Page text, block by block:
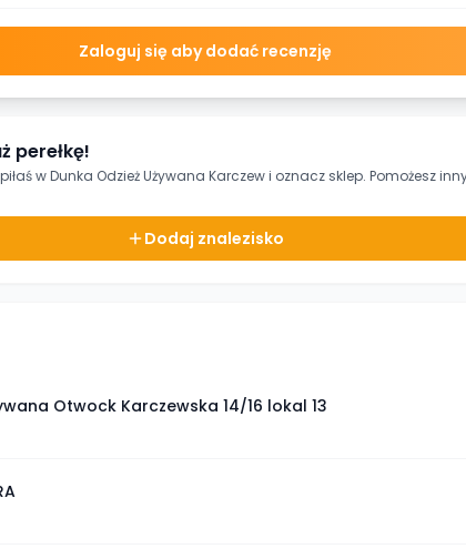
Zaloguj się aby dodać recenzję
perełkę!
wDunka Odzież Używana Karczewi oznacz sklep. Pomożesz
Dodaj znalezisko
Otwock Karczewska 14/16 lokal 13